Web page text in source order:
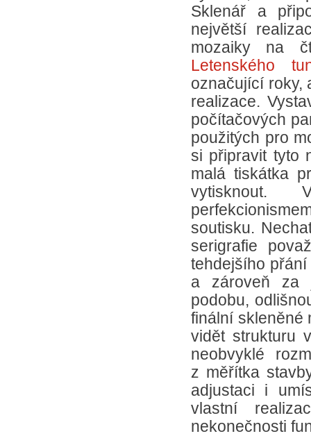
Sklenář a
největší
mozaiky na
Letenského
označující roky,
realizace.
počítačových
použitých pro
si připravit tyto
malá tiskátka
vytisknout.
soutisku.
serigrafie
tehdejšího
a zároveň za
podobu,
finální skleněné
vidět strukturu
neobvyklé
z měřítka
adjustaci i
vlastní
nekonečnosti